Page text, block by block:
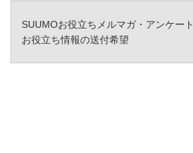
SUUMOお役立ちメルマガ・アンケート
お役立ち情報の送付希望